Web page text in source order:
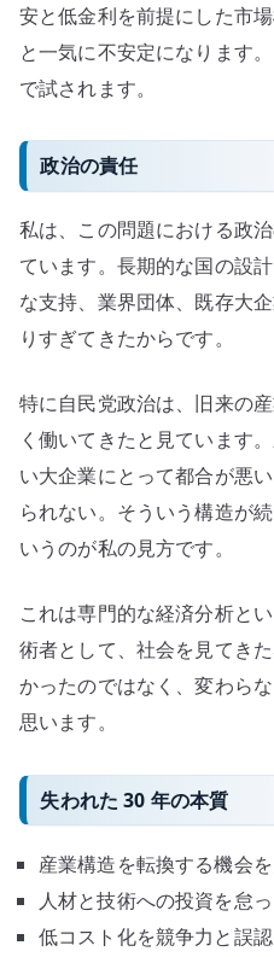
安と低金利を前提にした市
と一気に不安定になります
で試されます。
政治の責任
私は、この問題における政
ています。長期的な国の設
な支持、業界団体、既存大
りすぎてきたからです。
特に自民党政治は、旧来の
く働いてきたと見ています
い大企業にとって都合が悪
られない。そういう構造が
いうのが私の見方です。
これは専門的な経済分析と
術者として、社会を見てき
かったのではなく、変わら
思います。
失われた 30 年の本質
産業構造を転換する機会
人材と技術への投資を怠
低コスト化を競争力と誤